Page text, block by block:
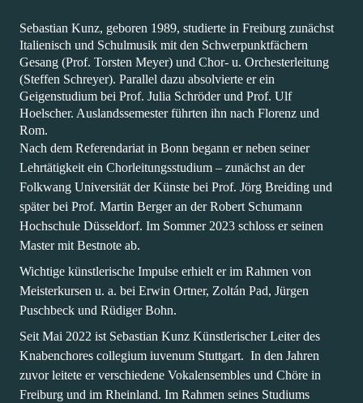
Sebastian Kunz, geboren 1989, studierte in Freiburg zunächst
Italienisch und Schulmusik mit den Schwerpunktfächern
Gesang (Prof. Torsten Meyer) und Chor- u. Orchesterleitung
(Steffen Schreyer). Parallel dazu absolvierte er ein
Geigenstudium bei Prof. Julia Schröder und Prof. Ulf
Hoelscher. Auslandssemester führten ihn nach Florenz und
Rom.
Nach dem Referendariat in Bonn begann er neben seiner
Lehrtätigkeit ein Chorleitungsstudium – zunächst an der
Folkwang Universität der Künste bei Prof. Jörg Breiding und
später bei Prof. Martin Berger an der Robert Schumann
Hochschule Düsseldorf. Im Sommer 2023 schloss er seinen
Master mit Bestnote ab.
Wichtige künstlerische Impulse erhielt er im Rahmen von
Meisterkursen u. a. bei Erwin Ortner, Zoltán Pad, Jürgen
Puschbeck und Rüdiger Bohn.
Seit Mai 2022 ist Sebastian Kunz Künstlerischer Leiter des
Knabenchores collegium iuvenum Stuttgart. In den Jahren
zuvor leitete er verschiedene Vokalensembles und Chöre in
Freiburg und im Rheinland. Im Rahmen seines Studiums